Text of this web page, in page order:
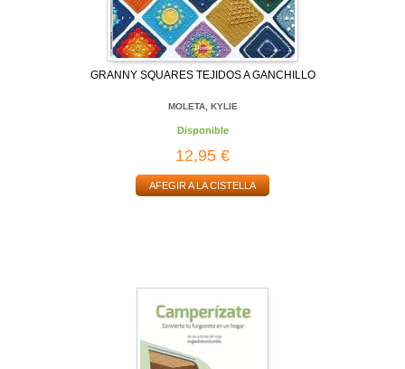
GRANNY SQUARES TEJIDOS A GANCHILLO
MOLETA, KYLIE
Disponible
12,95 €
AFEGIR A LA CISTELLA